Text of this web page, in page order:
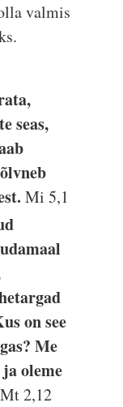
valmis
seas,
Mi 5,1
on see
Me
oleme
Mt 2,12